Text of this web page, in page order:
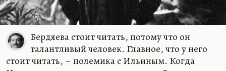
Бердяева стоит читать, потому что он
талантливый человек. Главное, что у него
стоит читать, – полемика с Ильиным. Когда